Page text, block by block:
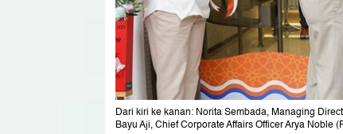
Dari kiri ke kanan: Norita Sembada, Managing
Bayu Aji, Chief Corporate Affairs Officer Arya Noble